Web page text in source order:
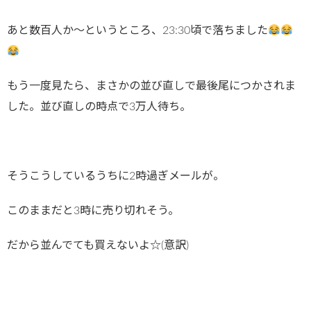
あと数百人か〜というところ、23:30頃で落ちました
もう一度見たら、まさかの並び直しで最後尾につかされま
した。並び直しの時点で3万人待ち。
そうこうしているうちに2時過ぎメールが。
このままだと3時に売り切れそう。
だから並んでても買えないよ☆(意訳)